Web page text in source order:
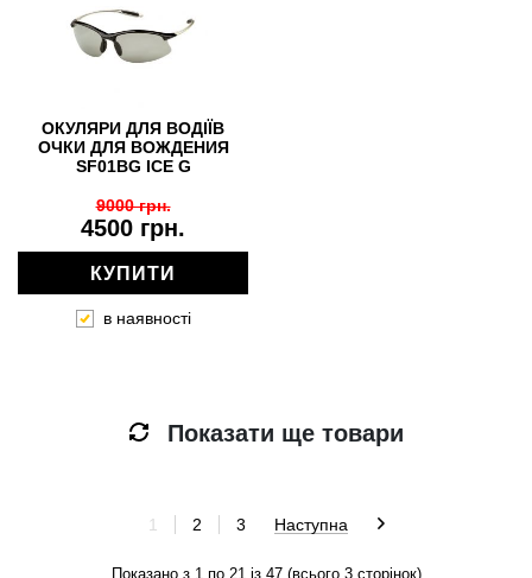
ОКУЛЯРИ ДЛЯ ВОДІЇВ
ОЧКИ ДЛЯ ВОЖДЕНИЯ
SF01BG ICE G
4500 грн.
9000 грн.
КУПИТИ
в наявності
Показати ще товари
1 2 3 Наступна
Показано з 1 по 21 із 47 (всього 3 сторінок)